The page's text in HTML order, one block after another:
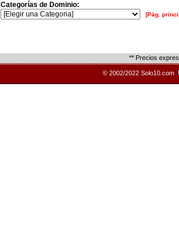
Categorías de Dominio:
[Pág.
** Precios
© 2002/2022 Solo10.com